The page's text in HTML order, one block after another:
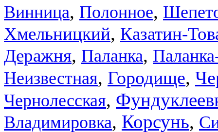
Винница, Полонное,
Хмельницкий, Казатин-
Деражня, Паланка,
Неизвестная, Городище,
Чернолесская,
Владимировка, Корсунь,